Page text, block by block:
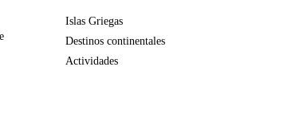
Islas Griegas
Destinos continentales
Actividades